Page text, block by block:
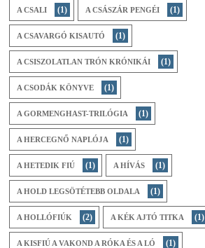
A CSALI (1) A CSÁSZÁR PENGÉI (1)
A CSAVARGÓ KISAUTÓ (1)
A CSISZOLATLAN TRÓN KRÓNIKÁI (1)
A CSODÁK KÖNYVE (1)
A GORMENGHAST-TRILÓGIA (1)
A HERCEGNŐ NAPLÓJA (1)
A HETEDIK FIÚ (1) A HÍVÁS (1)
A HOLD LEGSÖTÉTEBB OLDALA (1)
A HOLLÓFIÚK (2) A KÉK AJTÓ TITKA (1)
A KISFIÚ A VAKOND A RÓKA ÉS A LÓ (1)